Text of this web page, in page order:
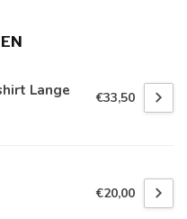
Lange €33,50
€20,00